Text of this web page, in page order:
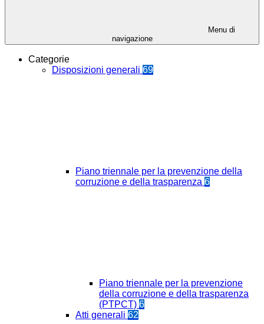
Menu di
navigazione
Categorie
Disposizioni generali 69
Piano triennale per la prevenzione della
corruzione e della trasparenza 6
Piano triennale per la prevenzione
della corruzione e della trasparenza
(PTPCT) 6
Atti generali 62